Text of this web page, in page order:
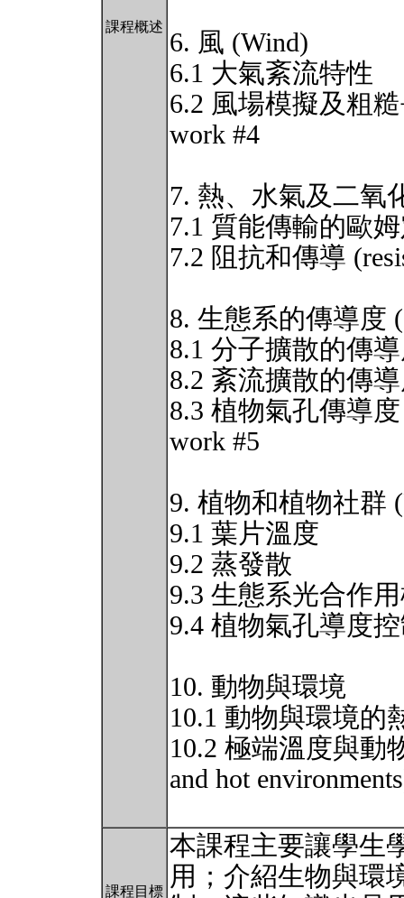
課程概述
6. 風 (Wind)
6.1 大氣紊流特性
6.2 風場模擬及粗糙
work #4
7. 熱、水氣及二氧
7.1 質能傳輸的歐
7.2 阻抗和傳導
8. 生態系的傳導度
8.1 分子擴散的傳
8.2 紊流擴散的傳
8.3 植物氣孔傳導度
work #5
9. 植物和植物社群
9.1 葉片溫度
9.2 蒸發散
9.3 生態系光合作
9.4 植物氣孔導度
10. 動物與環境
10.1 動物與環境的
10.2 極端溫度與動
and hot
課程目標
本課程主要讓學生
用；介紹生物與環